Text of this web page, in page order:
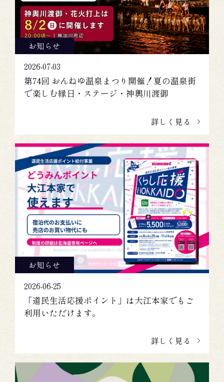
お知らせ
2026-07-03
第74回 おんねゆ温泉まつり開催！夏の温泉街
で楽しむ縁日・ステージ・神輿川渡御
詳しく見る
お知らせ
2026-06-25
「道民生活応援ポイント」は大江本家でもご
利用いただけます。
詳しく見る